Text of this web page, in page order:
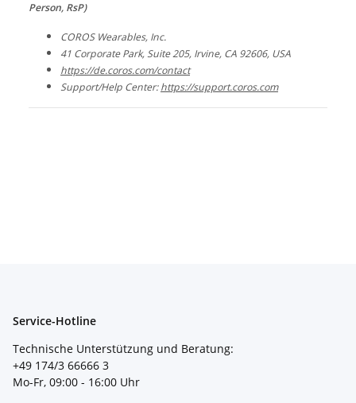
Person, RsP)
COROS Wearables, Inc.
41 Corporate Park, Suite 205, Irvine, CA 92606, USA
https://de.coros.com/contact
Support/Help Center:https://support.coros.com
Service-Hotline
Technische Unterstützung und Beratung:
+49 174/3 66666 3
Mo-Fr, 09:00 - 16:00 Uhr